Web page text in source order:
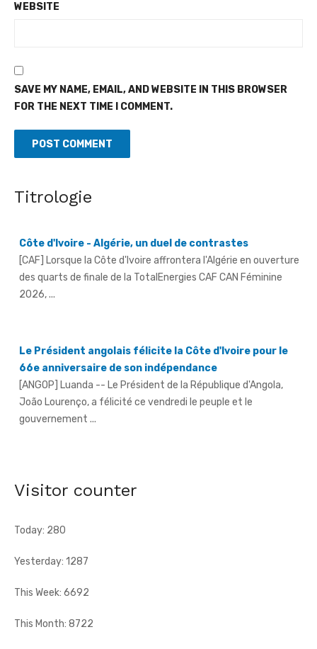
WEBSITE
SAVE MY NAME, EMAIL, AND WEBSITE IN THIS BROWSER
FOR THE NEXT TIME I COMMENT.
Titrologie
[CAF] Lorsque la Côte d'Ivoire affrontera l'Algérie en ouverture
des quarts de finale de la TotalEnergies CAF CAN Féminine
2026, ...
66e anniversaire de son indépendance
[ANGOP] Luanda -- Le Président de la République d'Angola,
João Lourenço, a félicité ce vendredi le peuple et le
gouvernement ...
pays, le village de Séria, chef-lieu de canton du Gbaloan Sud, ...
Visitor counter
Today: 280
Yesterday: 1287
This Week: 6692
This Month: 8722